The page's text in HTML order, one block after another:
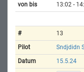
13:02 -
13
Sndjdidn
15.5.24